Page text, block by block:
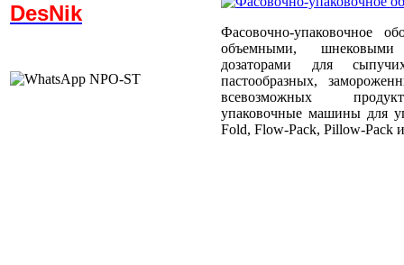
DesNik
Фасовочно-упаковочное
объемными,
дозаторами для
пастообразных,
всевозможных
упаковочные машины для
Fold, Flow-Pack, Pillow-Pack